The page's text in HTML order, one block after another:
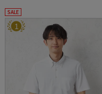
SALE
1